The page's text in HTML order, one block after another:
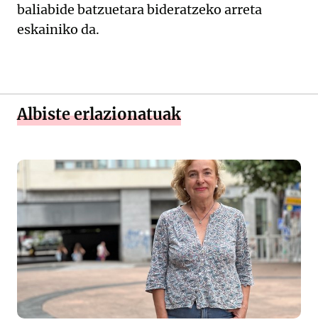
baliabide batzuetara bideratzeko arreta
eskainiko da.
Albiste erlazionatuak